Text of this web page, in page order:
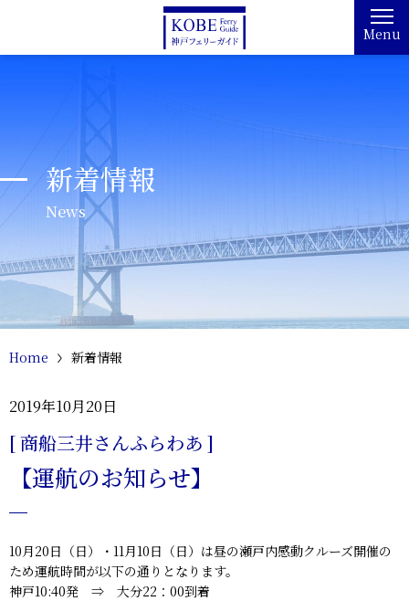
Menu
新着情報
News
Home 新着情報
2019年10月20日
[ 商船三井さんふらわあ ]
【運航のお知らせ】
10月20日（日）・11月10日（日）は昼の瀬戸内感動クルーズ開催の
ため運航時間が以下の通りとなります。
神戸10:40発 ⇒ 大分22：00到着